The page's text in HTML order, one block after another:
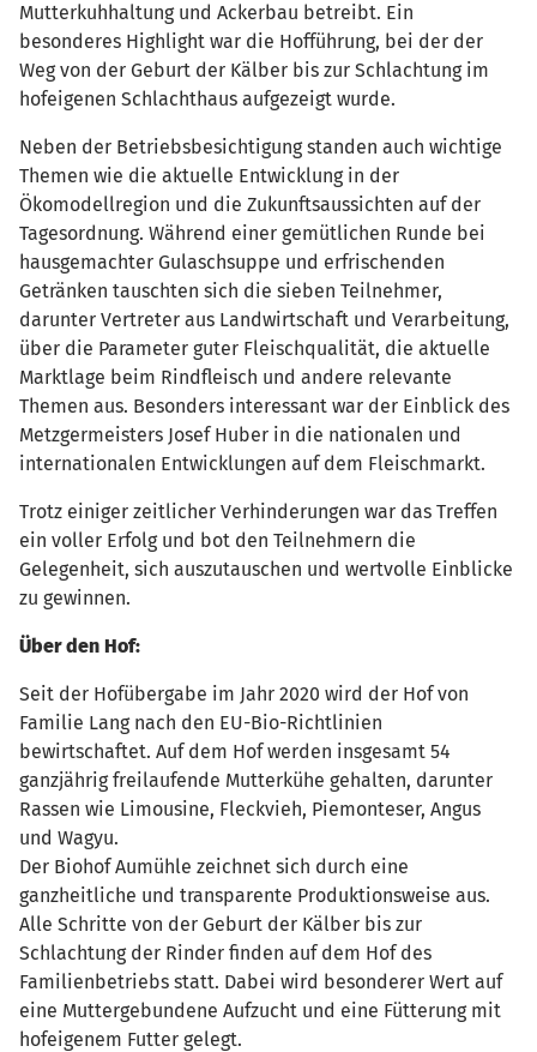
Mutterkuhhaltung und Ackerbau betreibt. Ein
besonderes Highlight war die Hofführung, bei der der
Weg von der Geburt der Kälber bis zur Schlachtung im
hofeigenen Schlachthaus aufgezeigt wurde.
Neben der Betriebsbesichtigung standen auch wichtige
Themen wie die aktuelle Entwicklung in der
Ökomodellregion und die Zukunftsaussichten auf der
Tagesordnung. Während einer gemütlichen Runde bei
hausgemachter Gulaschsuppe und erfrischenden
Getränken tauschten sich die sieben Teilnehmer,
darunter Vertreter aus Landwirtschaft und Verarbeitung,
über die Parameter guter Fleischqualität, die aktuelle
Marktlage beim Rindfleisch und andere relevante
Themen aus. Besonders interessant war der Einblick des
Metzgermeisters Josef Huber in die nationalen und
internationalen Entwicklungen auf dem Fleischmarkt.
Trotz einiger zeitlicher Verhinderungen war das Treffen
ein voller Erfolg und bot den Teilnehmern die
Gelegenheit, sich auszutauschen und wertvolle Einblicke
zu gewinnen.
Über den Hof:
Seit der Hofübergabe im Jahr 2020 wird der Hof von
Familie Lang nach den EU-Bio-Richtlinien
bewirtschaftet. Auf dem Hof werden insgesamt 54
ganzjährig freilaufende Mutterkühe gehalten, darunter
Rassen wie Limousine, Fleckvieh, Piemonteser, Angus
und Wagyu.
Der Biohof Aumühle zeichnet sich durch eine
ganzheitliche und transparente Produktionsweise aus.
Alle Schritte von der Geburt der Kälber bis zur
Schlachtung der Rinder finden auf dem Hof des
Familienbetriebs statt. Dabei wird besonderer Wert auf
eine Muttergebundene Aufzucht und eine Fütterung mit
hofeigenem Futter gelegt.